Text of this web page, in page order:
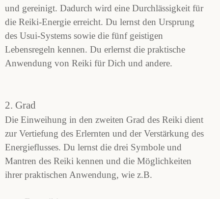
und gereinigt. Dadurch wird eine Durchlässigkeit für
die Reiki-Energie erreicht. Du lernst den Ursprung
des Usui-Systems sowie die fünf geistigen
Lebensregeln kennen. Du erlernst die praktische
Anwendung von Reiki für Dich und andere.
2. Grad
Die Einweihung in den zweiten Grad des Reiki dient
zur Vertiefung des Erlernten und der Verstärkung des
Energieflusses. Du lernst die drei Symbole und
Mantren des Reiki kennen und die Möglichkeiten
ihrer praktischen Anwendung, wie z.B.